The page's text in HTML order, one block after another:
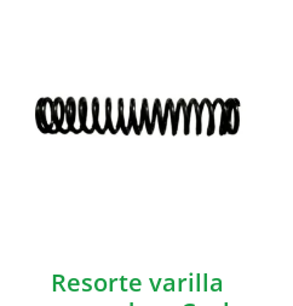
Resorte varilla